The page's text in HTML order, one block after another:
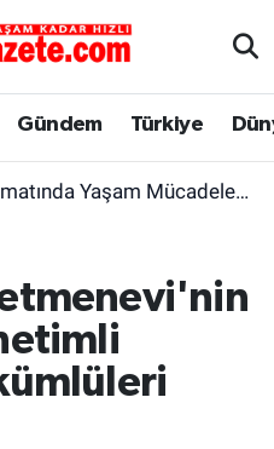
Gündem Türkiye
Yaşam Mücadelesi Veriyor
ve Fikstür